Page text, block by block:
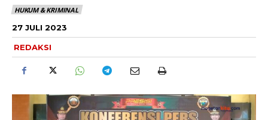
HUKUM & KRIMINAL
27 JULI 2023
REDAKSI